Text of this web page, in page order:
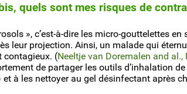
quels sont mes risques de
», c’est-à-dire les micro-gouttelettes
leur projection. Ainsi, un malade qui
contagieux. (Neeltje van Doremalen and al.,
de partager les outils d’inhalation
à les nettoyer au gel désinfectant après